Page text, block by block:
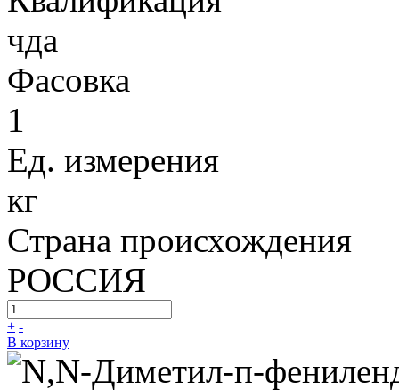
чда
Фасовка
1
Ед. измерения
кг
Страна происхождения
РОССИЯ
+ -
В корзину